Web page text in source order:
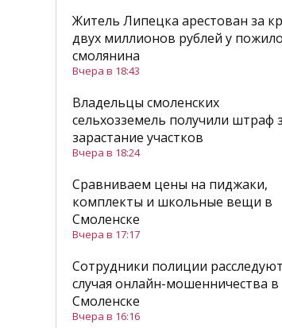
Житель Липецка арестован за
двух миллионов рублей у
смолянина
Вчера в 18:43
Владельцы смоленских
сельхозземель получили штраф
зарастание участков
Вчера в 18:24
Сравниваем цены на пиджаки,
комплекты и школьные вещи в
Смоленске
Вчера в 17:17
Сотрудники полиции
случая онлайн-мошенничества в
Смоленске
Вчера в 16:16